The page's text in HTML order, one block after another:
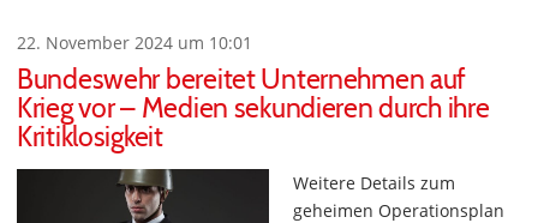
22. November 2024 um 10:01
Bundeswehr bereitet Unternehmen auf
Krieg vor – Medien sekundieren durch ihre
Kritiklosigkeit
Weitere Details zum
geheimen Operationsplan